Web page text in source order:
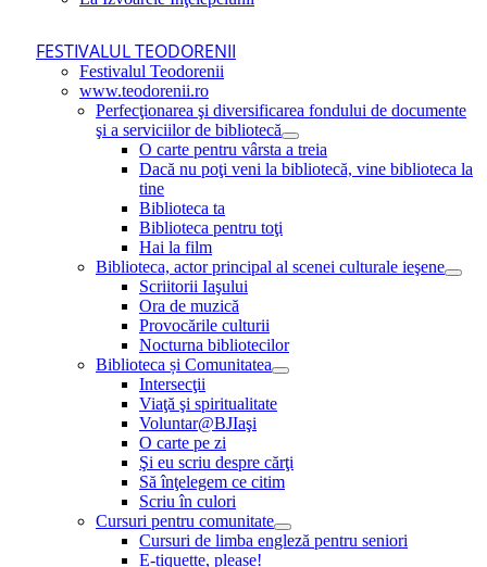
FESTIVALUL TEODORENII
Festivalul Teodorenii
www.teodorenii.ro
Perfecţionarea şi diversificarea fondului de documente
şi a serviciilor de bibliotecă
O carte pentru vârsta a treia
Dacă nu poţi veni la bibliotecă, vine biblioteca la
tine
Biblioteca ta
Biblioteca pentru toţi
Hai la film
Biblioteca, actor principal al scenei culturale ieşene
Scriitorii Iaşului
Ora de muzică
Provocările culturii
Nocturna bibliotecilor
Biblioteca și Comunitatea
Intersecţii
Viaţă şi spiritualitate
Voluntar@BJIaşi
O carte pe zi
Şi eu scriu despre cărţi
Să înţelegem ce citim
Scriu în culori
Cursuri pentru comunitate
Cursuri de limba engleză pentru seniori
E-tiquette, please!